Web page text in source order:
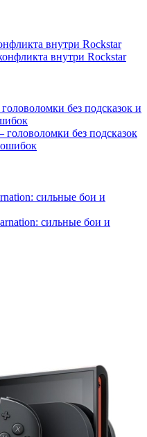
внутри Rockstar
внутри Rockstar
без подсказок и
без подсказок
сильные бои и
сильные бои и